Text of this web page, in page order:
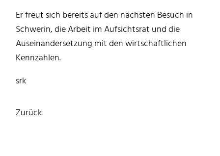
Er freut sich bereits auf den nächsten Besuch in
Schwerin, die Arbeit im Aufsichtsrat und die
Auseinandersetzung mit den wirtschaftlichen
Kennzahlen.
srk
Zurück